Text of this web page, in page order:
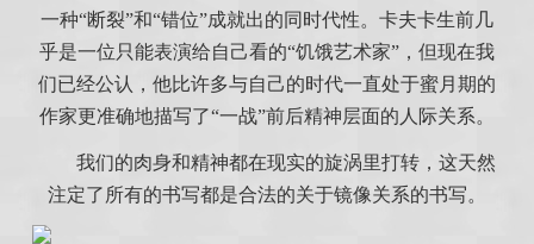
一种“断裂”和“错位”成就出的同时代性。卡夫卡生前几
乎是一位只能表演给自己看的“饥饿艺术家”，但现在我
们已经公认，他比许多与自己的时代一直处于蜜月期的
作家更准确地描写了“一战”前后精神层面的人际关系。
我们的肉身和精神都在现实的旋涡里打转，这天然
注定了所有的书写都是合法的关于镜像关系的书写。